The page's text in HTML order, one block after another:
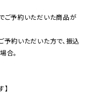
ご予約いただいた商品が
約いただいた方で、振込
合。